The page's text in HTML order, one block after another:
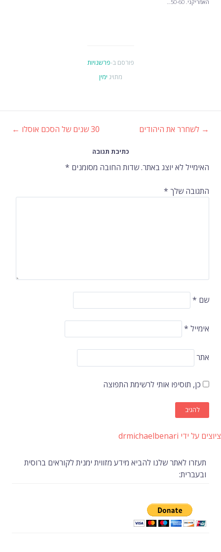
האמריקני. 50-60…
פורסם ב-פרשנויות
מתויג ימין
ניווט
ברשומות
→ לשחרר את היהודים 30 שנים של הסכם אוסלו ←
כתיבת תגובה
האימייל לא יוצג באתר.שדות החובה מסומנים *
התגובה שלך *
שם *
אימייל *
אתר
כן, תוסיפו אותי לרשימת התפוצה
ציוצים על ידי drmichaelbenari
תעזרו לאתר שלנו להביא מידע מזווית ימנית לקוראים ברוסית
ובעברית: